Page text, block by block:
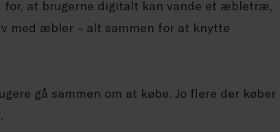
for, at brugerne digitalt kan vande et æbletræ,
med æbler – alt sammen for at knytte
gå sammen om at købe. Jo flere der køber